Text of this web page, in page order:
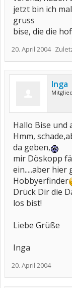
jetzt bin ich
gruss
bise, die die
20. April 2004
Inga
Mitglied
Hallo Bise und
Hmm,
da geben,
mir Döskopp
ein.....aber hier
Hobbyerfinder
Drück Dir die
los bist!
Liebe Grüße
Inga
20. April 2004